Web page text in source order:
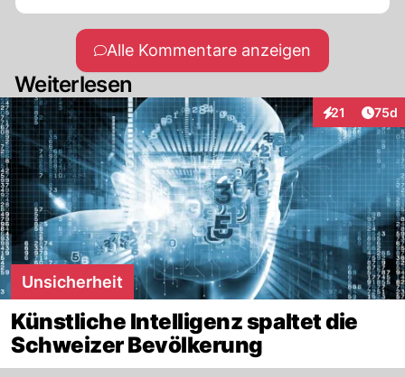
Alle Kommentare anzeigen
Weiterlesen
21
Interaktionen
75d
Unsicherheit
Künstliche Intelligenz spaltet die
Schweizer Bevölkerung